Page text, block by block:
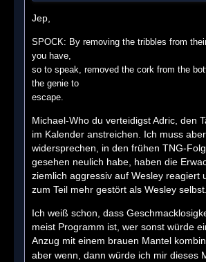
Jep,
SPOCK: By removing the tribbles from
you have,
so to speak, removed the cork from the
the genie to
escape.
Michael-Who du verteidigst Adric, den
im Kalender anstreichen. Ich muss
widersprechen, in den frühen TNG-
gesehen neulich habe, haben die
ziemlich aggressiv auf Wesley reagiert
zum Teil mehr gestört als Wesley selbst.
Ich weiß schon, dass
meist Programm ist, wer sonst würde
Anzug mit einem brauen Mantel
aber wenn, dann würde ich mir dieses